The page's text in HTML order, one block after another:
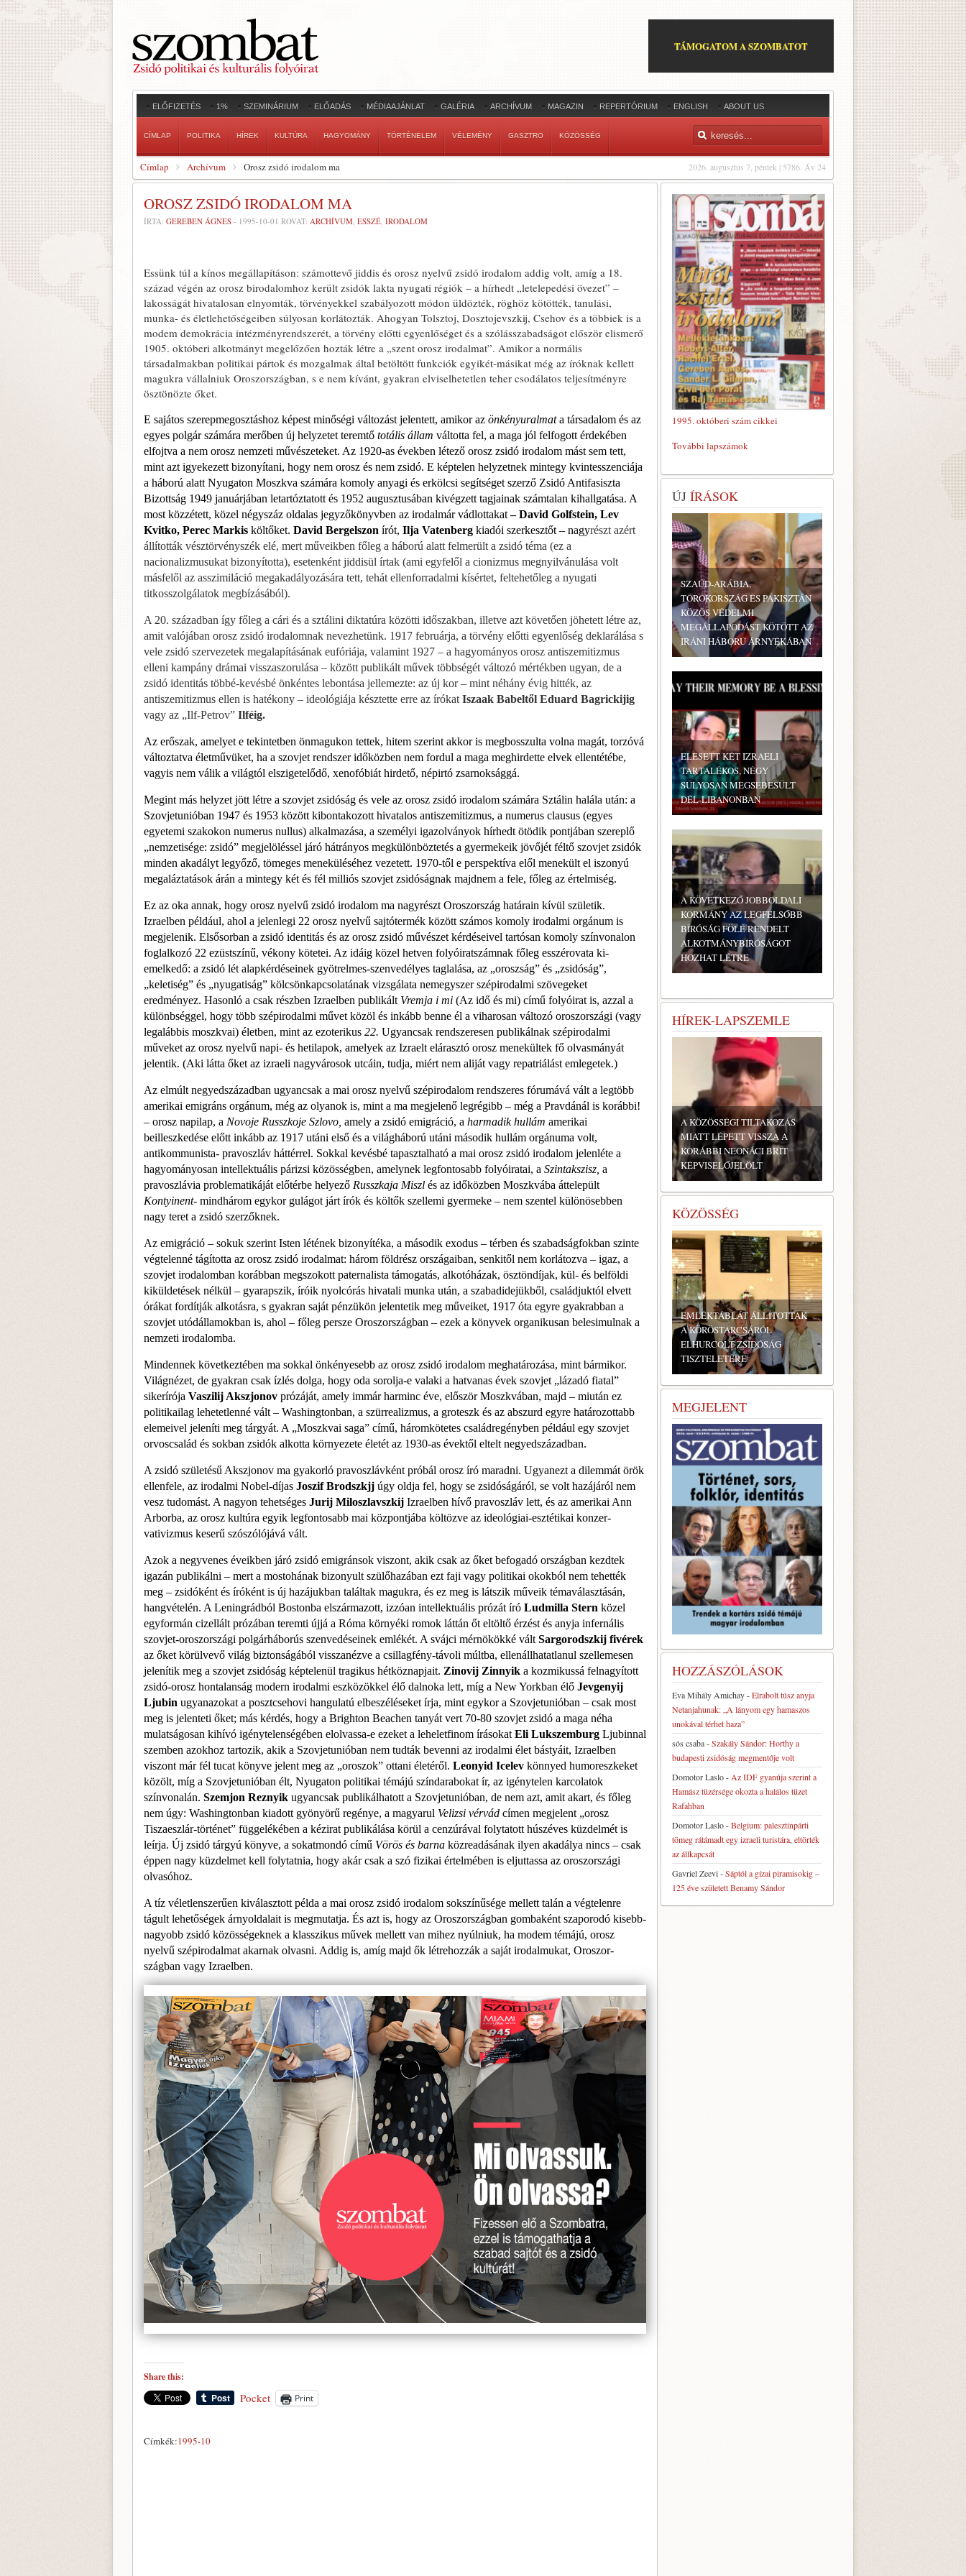
TÁMOGATOM A SZOMBATOT
ELŐFIZETÉS 1% SZEMINÁRIUM ELŐADÁS MÉDIAAJÁNLAT GALÉRIA ARCHÍVUM MAGAZIN REPERTÓRIUM ENGLISH ABOUT US
CÍMLAP POLITIKA HÍREK KULTÚRA HAGYOMÁNY TÖRTÉNELEM VÉLEMÉNY GASZTRO KÖZÖSSÉG
2026. augusztus 7, péntek | 5786. Áv 24
Címlap Archívum Orosz zsidó irodalom ma
OROSZ ZSIDÓ IRODALOM MA
ÍRTA: GEREBEN ÁGNES - 1995-10-01 ROVAT: ARCHÍVUM, ESSZÉ, IRODALOM
Essünk túl a kínos megállapítá­son: számottevő jiddis és orosz nyelvű zsidó irodalom addig volt, amíg a 18.
század végén az orosz birodalomhoz került zsidók lakta nyugati régiók – a hírhedt „letelepedési övezet” –
lakosságát hivatalosan el­nyomták, törvényekkel szabályozott mó­don üldözték, röghöz kötötték, tanulási,
munka- és életlehetőségeiben súlyosan korlátozták. Ahogyan Tolsztoj, Doszto­jevszkij, Csehov és a többiek is a
mo­dem demokrácia intézményrendszerét, a törvény előtti egyenlőséget és a szó­lásszabadságot először elismerő
1905. októberi alkotmányt megelőzően hozták létre a „szent orosz irodalmat”. Amikor a normális
társadalmakban politikai pár­tok és mozgalmak által betöltött funk­ciók egyikét-másikat még az íróknak kel­lett
magukra vállalniuk Oroszországban, s e nem kívánt, gyakran elviselhetetlen teher csodálatos teljesítményre
ösztö­nözte őket.
E sajátos szerepmegosztáshoz képest minőségi változást jelentett, amikor az ön­kényuralmata társadalom és az
egyes pol­gár számára merőben új helyzetet terem­tő totális állam váltotta fel, a maga jól fel­fogott érdekében
elfojtva a nem orosz nemzeti művészeteket. Az 1920-as évek­ben létező orosz zsidó irodalom mást sem tett,
mint azt igyekezett bizonyítani, hogy nem orosz és nem zsidó. E képtelen hely­zetnek mintegy kvintesszenciája
a háború alatt Nyugaton Moszkva számára komoly anyagi és erkölcsi segítséget szerző Zsidó Antifasiszta
Bizottság 1949 januárjában letartóztatott és 1952 augusztusában ki­végzett tagjainak számtalan kihallgatása. A
most közzétett, közel négyszáz oldalas jegyzőkönyvben az irodalmár vádlottakat– David Golfstein, Lev
Kvitko, Perec Markis költőket. David Bergelszon írót, Ilja Vatenberg kiadói szerkesztőt – nagy­részt azért
állították vésztörvényszék elé, mert műveikben főleg a háború alatt fel­merült a zsidó téma (ez a
nacionalizmusu­kat bizonyította), esetenként jiddisül írtak (ami egyfelől a cionizmus megnyilvánulá­sa volt
másfelől az asszimiláció megaka­dályozására tett, tehát ellenforradalmi kí­sértet, feltehetőleg a nyugati
titkosszolgá­latok megbízásából).
A 20. században így főleg a cári és a sztálini diktatúra közötti időszakban, il­letve azt követően jöhetett létre az,
amit valójában orosz zsidó irodalomnak ne­vezhetünk. 1917 februárja, a törvény előtti egyenlőség deklarálása s
vele zsidó szervezetek megalapításának eufóriája, valamint 1927 – a hagyományos orosz antiszemitizmus
elleni kampány drámai visszaszorulása – között publikált művek többségét változó mértékben ugyan, de a
zsidó identitás többé-kevésbé önkén­tes lebontása jellemezte: az új kor – mint néhány évig hitték, az
antiszemitizmus ellen is hatékony – ideológiája késztette erre az írókat Iszaak Babeltől Eduard Bagrickijig
vagy az „Ilf-Petrov” Ilféig.
Az erőszak, amelyet e tekintetben önmagukon tettek, hitem szerint akkor is meg­bosszulta volna magát, torzóvá
változtat­va életművüket, ha a szovjet rendszer időközben nem fordul a maga meghir­dette elvek ellentétébe,
vagyis nem válik a világtól elszigetelődő, xenofóbiát hirdető, népirtó zsarnoksággá.
Megint más helyzet jött létre a szovjet zsidóság és vele az orosz zsidó irodalom számára Sztálin halála után: a
Szovjet­unióban 1947 és 1953 között kibonta­kozott hivatalos antiszemitizmus, a nu­merus clausus (egyes
egyetemi szako­kon numerus nullus) alkalmazása, a sze­mélyi igazolványok hírhedt ötödik pont­jában szereplő
„nemzetisége: zsidó” megjelöléssel járó hátrányos megkülön­böztetés a gyermekeik jövőjét féltő szov­jet zsidók
minden akadályt legyőző, tö­meges meneküléséhez vezetett. 1970-től e perspektíva elől menekült el iszonyú
megaláztatások árán a mintegy két és fél milliós szovjet zsidóságnak majd­nem a fele, főleg az értelmiség.
Ez az oka annak, hogy orosz nyelvű zsidó irodalom ma nagyrészt Oroszor­szág határain kívül születik.
Izraelben például, ahol a jelenlegi 22 orosz nyelvű sajtótermék között számos komoly iro­dalmi orgánum is
megjelenik. Elsősor­ban a zsidó identitás és az orosz zsidó művészet kérdéseivel tartósan komoly színvonalon
foglalkozó 22 ezüstszínű, vékony kötetei. Az idáig közel hetven folyóiratszámnak főleg esszérovata ki­
emelkedő: a zsidó lét alapkérdéseinek gyötrelmes-szenvedélyes taglalása, az „oroszság” és „zsidóság”,
„keletiség” és „nyugatiság” kölcsönkapcsolatának vizs­gálata nemegyszer szépirodalmi szöve­geket
eredményez. Hasonló a csak rész­ben Izraelben publikált Vremja i mi (Az idő és mi) című folyóirat is, azzal a
kü­lönbséggel, hogy több szépirodalmi művet közöl és inkább benne él a viharosan változó oroszországi (vagy
legalábbis moszkvai) életben, mint az ezoterikus 22. Ugyancsak rendszeresen publikálnak szépirodalmi
műveket az orosz nyelvű napi- és hetilapok, amelyek az Izraelt el­árasztó orosz menekültek fő olvasmá­nyát
jelentik. (Aki látta őket az izraeli nagyvárosok utcáin, tudja, miért nem aliját vagy repatriálást emlegetek.)
Az elmúlt negyedszázadban ugyancsak a mai orosz nyelvű szépirodalom rend­szeres fórumává vált a legtöbb
amerikai emigráns orgánum, még az olyanok is, mint a ma megjelenő legrégibb – még a Pravdánál is korábbi!
– orosz napilap, a Novoje Russzkoje Szlovo, amely a zsidó emigráció, a harmadik hullám amerikai
beilleszkedése előtt inkább az 1917 utá­ni első és a világháború utáni második hullám orgánuma volt,
antikommunista- pravoszláv háttérrel. Sokkal kevésbé ta­pasztalható a mai orosz zsidó irodalom jelenléte a
hagyományosan intellektuális párizsi közösségben, amelynek legfonto­sabb folyóiratai, a Szintakszisz, a
pravoszlávia problematikáját előtérbe he­lyező Russzkaja Miszl és az időközben Moszkvába áttelepült
Kontyinent- mind­három egykor gulágot járt írók és költők szellemi gyermeke – nem szentel különö­sebben
nagy teret a zsidó szerzőknek.
Az emigráció – sokuk szerint Isten lété­nek bizonyítéka, a második exodus – tér­ben és szabadságfokban szinte
végtelen­né tágította az orosz zsidó irodalmat: há­rom földrész országaiban, senkitől nem korlátozva – igaz, a
szovjet irodalomban korábban megszokott paternalista támo­gatás, alkotóházak, ösztöndíjak, kül- és belföldi
kiküldetések nélkül – gyarapszik, íróik nyolcórás hivatali munka után, a szabadidejükből, családjuktól elvett
órá­kat fordítják alkotásra, s gyakran saját pénzükön jelentetik meg műveiket, 1917 óta egyre gyakrabban a
szovjet utódálla­mokban is, ahol – főleg persze Oroszor­szágban – ezek a könyvek organikusan belesimulnak a
nemzeti irodalomba.
Mindennek következtében ma sokkal önkényesebb az orosz zsidó irodalom meghatározása, mint bármikor.
Világné­zet, de gyakran csak ízlés dolga, hogy oda sorolja-e valaki a hatvanas évek szovjet „lázadó fiatal”
sikerírója Vaszilij Akszjonov prózáját, amely immár harminc éve, először Moszkvában, majd – miután ez
politikailag lehetetlenné vált – Washing­tonban, a szürrealizmus, a groteszk és az abszurd egyre határozottabb
elemeivel jeleníti meg tárgyát. A „Moszkvai saga” cí­mű, háromkötetes családregényben pél­dául egy szovjet
orvoscsalád és sokban zsidók alkotta környezete életét az 1930-as évektől eltelt negyedszázadban.
A zsidó születésű Akszjonov ma gya­korló pravoszlávként próbál orosz író maradni. Ugyanezt a dilemmát örök
el­lenfele, az irodalmi Nobel-díjas Joszif Brodszkjj úgy oldja fel, hogy se zsidósá­gáról, se volt hazájáról nem
vesz tudo­mást. A nagyon tehetséges Jurij Miloszlavszkij Izraelben hívő pravoszláv lett, és az amerikai Ann
Arborba, az orosz kul­túra egyik legfontosabb mai központjába költözve az ideológiai-esztétikai konzer­
vativizmus keserű szószólójává vált.
Azok a negyvenes éveikben járó zsidó emigránsok viszont, akik csak az őket befogadó országban kezdtek
igazán pub­likálni – mert a mostohának bizonyult szülőhazában ezt faji vagy politikai okok­ból nem tehették
meg – zsidóként és író­ként is új hazájukban találtak magukra, és ez meg is látszik műveik témaválasz­tásán,
hangvételén. A Leningrádból Bos­tonba elszármazott, izzóan intellektuális prózát író Ludmilla Stern közel
egyfor­mán cizellált prózában teremti újjá a Ró­ma környéki romok láttán őt eltöltő ér­zést és anyja infernális
szovjet-orosz­országi polgárháborús szenvedéseinek emlékét. A svájci mérnökökké vált Sargorodszkij fivérek
az őket körülvevő vi­lág biztonságából visszanézve a csillagfény-távoli múltba, ellenállhatatlanul szel­lemesen
jelenítik meg a szovjet zsidóság képtelenül tragikus hétköznapjait. Zinovij Zinnyik a kozmikussá felnagyított
zsidó-orosz hontalanság modern irodalmi eszközökkel élő dalnoka lett, míg a New Yorkban élő Jevgenyij
Ljubin ugyanazo­kat a posztcsehovi hangulatú elbeszélé­seket írja, mint egykor a Szovjetunióban – csak most
meg is jelenteti őket; más kérdés, hogy a Brighton Beachen tanyát vert 70-80 szovjet zsidó a maga néha
mulatságosan kihívó igénytelenségében elolvassa-e ezeket a leheletfinom íráso­kat Eli Lukszemburg Ljubinnal
szem­ben azokhoz tartozik, akik a Szovjetunió­ban nem tudták bevenni az irodalmi élet bástyáit, Izraelben
viszont már fél tucat könyve jelent meg az „oroszok” ottani életéről. Leonyid Icelev könnyed hu­moreszkeket
közölt, míg a Szovjetunió­ban élt, Nyugaton politikai témájú szín­darabokat ír, az igénytelen karcolatok
színvonalán. Szemjon Reznyik ugyan­csak publikálhatott a Szovjetunióban, de nem azt, amit akart, és főleg
nem úgy: Washingtonban kiadott gyönyörű regé­nye, a magyarul Velizsi vérvád címen megjelent „orosz
Tiszaeszlár-történet” függelékében a kézirat publikálása körül a cenzúrával folytatott húszéves küzdel­mét is
leírja. Új zsidó tárgyú könyve, a so­katmondó című Vörös és barna közre­adásának ilyen akadálya nincs – csak
ép­pen nagy küzdelmet kell folytatnia, hogy akár csak a szó fizikai értelmében is el­juttassa az oroszországi
olvasóhoz.
A tíz véletlenszerűen kiválasztott pél­da a mai orosz zsidó irodalom sokszínű­sége mellett talán a végtelenre
tágult le­hetőségek árnyoldalait is megmutatja. És azt is, hogy az Oroszországban gom­baként szaporodó kisebb-
nagyobb zsidó közösségeknek a klasszikus művek mel­lett van mihez nyúlniuk, ha modem té­májú, orosz
nyelvű szépirodalmat akar­nak olvasni. Addig is, amíg majd ők lét­rehozzák a saját irodalmukat, Oroszor­
szágban vagy Izraelben.
Share this:
Pocket Print
Címkék:1995-10
1995. októberi szám cikkei
További lapszámok
ÚJ ÍRÁSOK
SZAÚD-ARÁBIA,
TÖRÖKORSZÁG ÉS PAKISZTÁN
KÖZÖS VÉDELMI
MEGÁLLAPODÁST KÖTÖTT AZ
IRÁNI HÁBORÚ ÁRNYÉKÁBAN
ELESETT KÉT IZRAELI
TARTALÉKOS, NÉGY
SÚLYOSAN MEGSEBESÜLT
DÉL-LIBANONBAN
A KÖVETKEZŐ JOBBOLDALI
KORMÁNY AZ LEGFELSŐBB
BÍRÓSÁG FÖLÉ RENDELT
ALKOTMÁNYBÍRÓSÁGOT
HOZHAT LÉTRE
HÍREK-LAPSZEMLE
A KÖZÖSSÉGI TILTAKOZÁS
MIATT LÉPETT VISSZA A
KORÁBBI NEONÁCI BRIT
KÉPVISELŐJELÖLT
KÖZÖSSÉG
BONYHÁDI ZSIDÓ NAPOK
MEGJELENT
HOZZÁSZÓLÁSOK
Eva Mihály Amichay-Elrabolt túsz anyja
Netanjahunak: „A lányom egy hamaszos
unokával térhet haza”
sós csaba-Szakály Sándor: Horthy a
budapesti zsidóság megmentője volt
Domotor Laslo- Az IDF gyanúja szerint a
Hamász tüzérsége okozta a halálos tüzet
Rafahban
Domotor Laslo-Belgium: palesztinpárti
tömeg rátámadt egy izraeli turistára, eltörték
az állkapcsát
Gavriel Zeevi-Sáptól a gízai piramisokig –
125 éve született Benamy Sándor